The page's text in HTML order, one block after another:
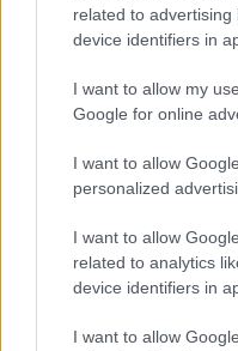
related to
device identifiers in
I want to allow my
Google for online
I want to allow
personalized
I want to allow
related to analytics
device identifiers in
I want to allow
„Ha olyan ember
vállalnám!” – Détár